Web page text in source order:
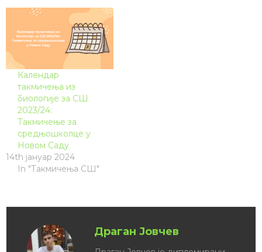
Календар
такмичења из
биологије за СШ
2023/24:
Такмичење за
средњошколце у
Новом Саду
14th јануар 2024
In "Такмичења СШ"
Драган Јовчев